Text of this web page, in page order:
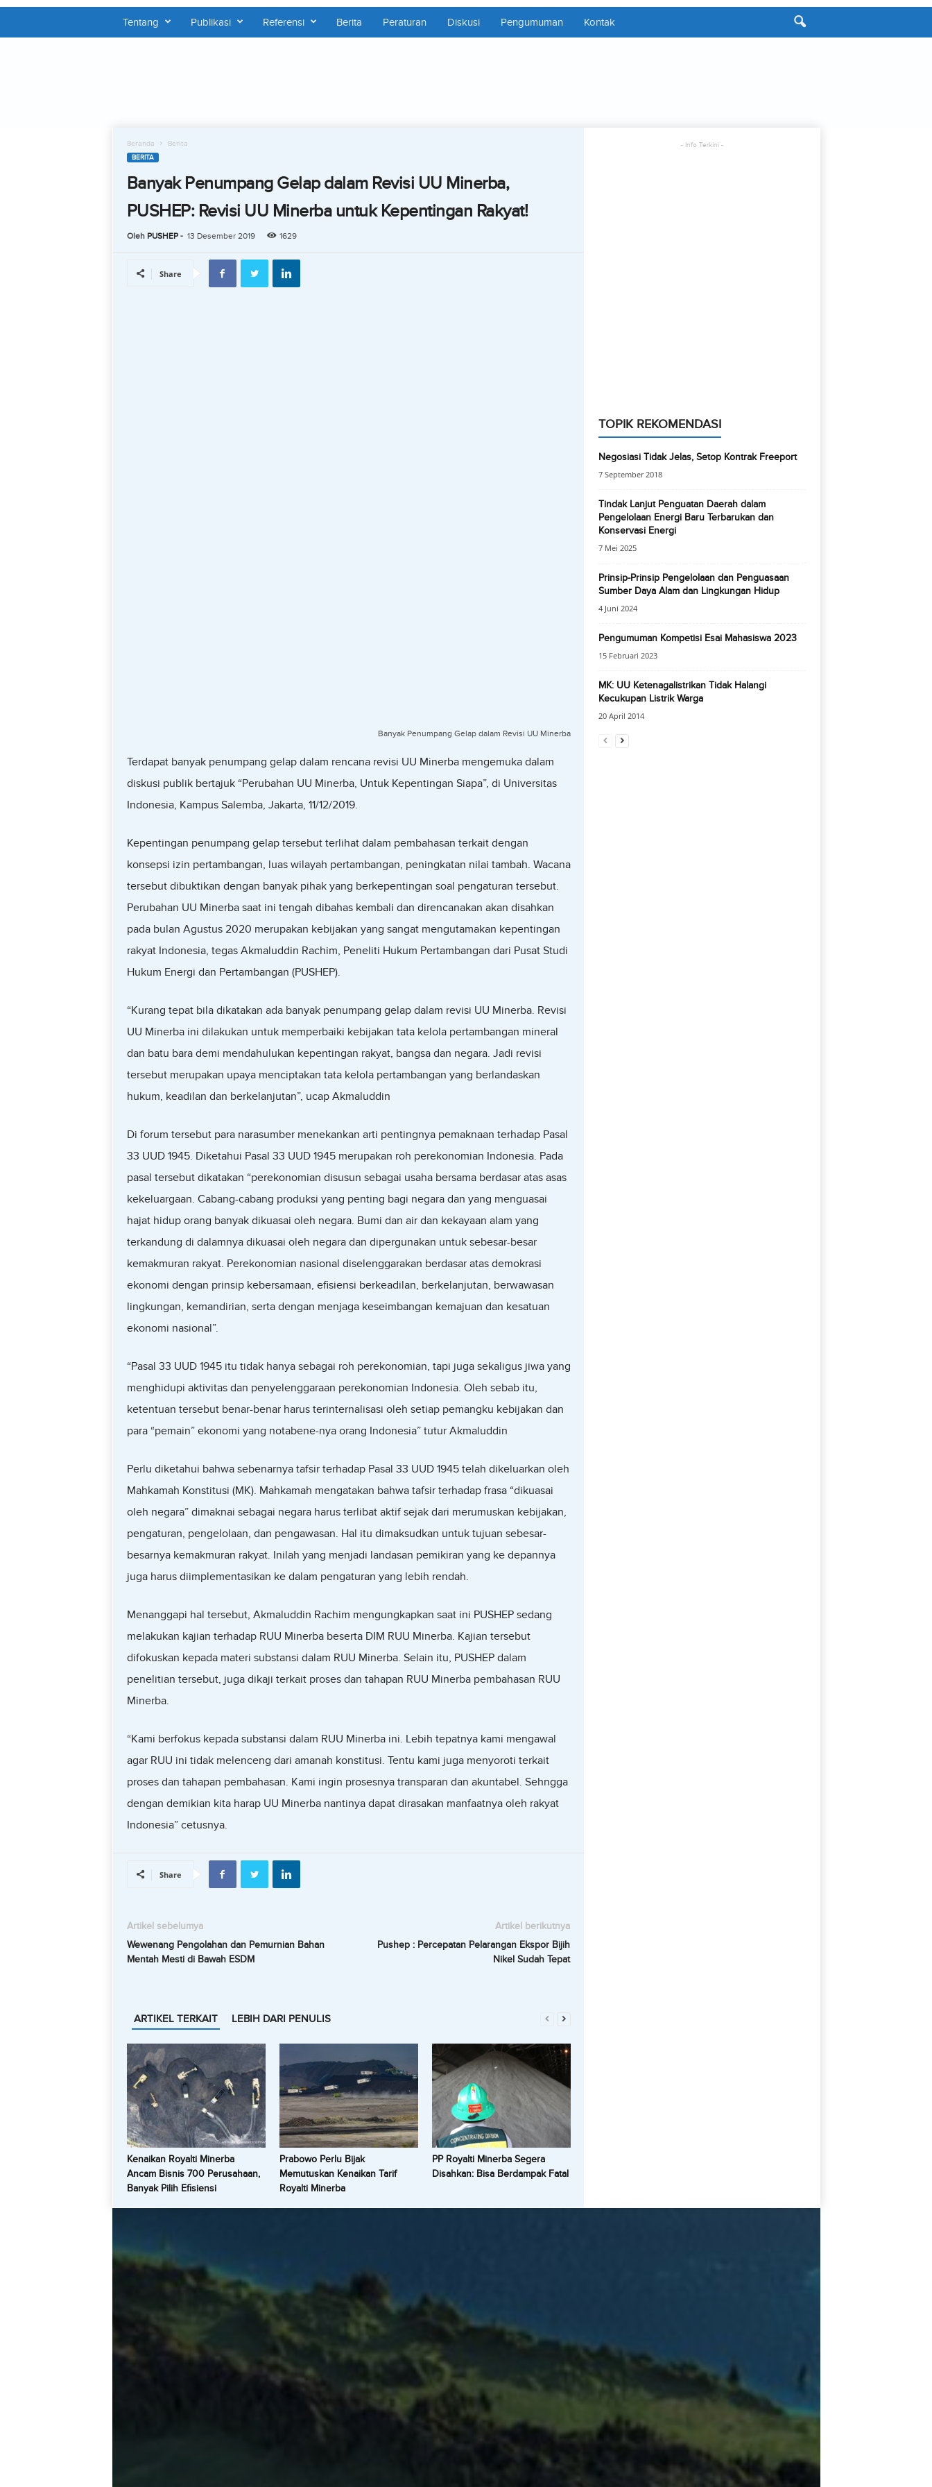
Tentang Publikasi Referensi Berita Peraturan Diskusi Pengumuman Kontak
Beranda Berita
BERITA
Banyak Penumpang Gelap dalam Revisi UU Minerba,
PUSHEP: Revisi UU Minerba untuk Kepentingan Rakyat!
Oleh PUSHEP- 13 Desember 2019 1629
Share
Banyak Penumpang Gelap dalam Revisi UU Minerba
Terdapat banyak penumpang gelap dalam rencana revisi UU Minerba mengemuka dalam
diskusi publik bertajuk “Perubahan UU Minerba, Untuk Kepentingan Siapa”, di Universitas
Indonesia, Kampus Salemba, Jakarta, 11/12/2019.
Kepentingan penumpang gelap tersebut terlihat dalam pembahasan terkait dengan
konsepsi izin pertambangan, luas wilayah pertambangan, peningkatan nilai tambah. Wacana
tersebut dibuktikan dengan banyak pihak yang berkepentingan soal pengaturan tersebut.
Perubahan UU Minerba saat ini tengah dibahas kembali dan direncanakan akan disahkan
pada bulan Agustus 2020 merupakan kebijakan yang sangat mengutamakan kepentingan
rakyat Indonesia, tegas Akmaluddin Rachim, Peneliti Hukum Pertambangan dari Pusat Studi
Hukum Energi dan Pertambangan (PUSHEP).
“Kurang tepat bila dikatakan ada banyak penumpang gelap dalam revisi UU Minerba. Revisi
UU Minerba ini dilakukan untuk memperbaiki kebijakan tata kelola pertambangan mineral
dan batu bara demi mendahulukan kepentingan rakyat, bangsa dan negara. Jadi revisi
tersebut merupakan upaya menciptakan tata kelola pertambangan yang berlandaskan
hukum, keadilan dan berkelanjutan”, ucap Akmaluddin
Di forum tersebut para narasumber menekankan arti pentingnya pemaknaan terhadap Pasal
33 UUD 1945. Diketahui Pasal 33 UUD 1945 merupakan roh perekonomian Indonesia. Pada
pasal tersebut dikatakan “perekonomian disusun sebagai usaha bersama berdasar atas asas
kekeluargaan. Cabang-cabang produksi yang penting bagi negara dan yang menguasai
hajat hidup orang banyak dikuasai oleh negara. Bumi dan air dan kekayaan alam yang
terkandung di dalamnya dikuasai oleh negara dan dipergunakan untuk sebesar-besar
kemakmuran rakyat. Perekonomian nasional diselenggarakan berdasar atas demokrasi
ekonomi dengan prinsip kebersamaan, efisiensi berkeadilan, berkelanjutan, berwawasan
lingkungan, kemandirian, serta dengan menjaga keseimbangan kemajuan dan kesatuan
ekonomi nasional”.
“Pasal 33 UUD 1945 itu tidak hanya sebagai roh perekonomian, tapi juga sekaligus jiwa yang
menghidupi aktivitas dan penyelenggaraan perekonomian Indonesia. Oleh sebab itu,
ketentuan tersebut benar-benar harus terinternalisasi oleh setiap pemangku kebijakan dan
para “pemain” ekonomi yang notabene-nya orang Indonesia” tutur Akmaluddin
Perlu diketahui bahwa sebenarnya tafsir terhadap Pasal 33 UUD 1945 telah dikeluarkan oleh
Mahkamah Konstitusi (MK). Mahkamah mengatakan bahwa tafsir terhadap frasa “dikuasai
oleh negara” dimaknai sebagai negara harus terlibat aktif sejak dari merumuskan kebijakan,
pengaturan, pengelolaan, dan pengawasan. Hal itu dimaksudkan untuk tujuan sebesar-
besarnya kemakmuran rakyat. Inilah yang menjadi landasan pemikiran yang ke depannya
juga harus diimplementasikan ke dalam pengaturan yang lebih rendah.
Menanggapi hal tersebut, Akmaluddin Rachim mengungkapkan saat ini PUSHEP sedang
melakukan kajian terhadap RUU Minerba beserta DIM RUU Minerba. Kajian tersebut
difokuskan kepada materi substansi dalam RUU Minerba. Selain itu, PUSHEP dalam
penelitian tersebut, juga dikaji terkait proses dan tahapan RUU Minerba pembahasan RUU
Minerba.
“Kami berfokus kepada substansi dalam RUU Minerba ini. Lebih tepatnya kami mengawal
agar RUU ini tidak melenceng dari amanah konstitusi. Tentu kami juga menyoroti terkait
proses dan tahapan pembahasan. Kami ingin prosesnya transparan dan akuntabel. Sehngga
dengan demikian kita harap UU Minerba nantinya dapat dirasakan manfaatnya oleh rakyat
Indonesia” cetusnya.
Share
Artikel sebelumya
Wewenang Pengolahan dan Pemurnian Bahan
Mentah Mesti di Bawah ESDM
Artikel berikutnya
Pushep : Percepatan Pelarangan Ekspor Bijih
Nikel Sudah Tepat
ARTIKEL TERKAIT LEBIH DARI PENULIS
Kenaikan Royalti Minerba
Ancam Bisnis 700 Perusahaan,
Banyak Pilih Efisiensi
Prabowo Perlu Bijak
Memutuskan Kenaikan Tarif
Royalti Minerba
PP Royalti Minerba Segera
Disahkan: Bisa Berdampak Fatal
- Info Terkini -
TOPIK REKOMENDASI
Negosiasi Tidak Jelas, Setop Kontrak Freeport
7 September 2018
Tindak Lanjut Penguatan Daerah dalam
Pengelolaan Energi Baru Terbarukan dan
Konservasi Energi
7 Mei 2025
Prinsip-Prinsip Pengelolaan dan Penguasaan
Sumber Daya Alam dan Lingkungan Hidup
4 Juni 2024
Pengumuman Kompetisi Esai Mahasiswa 2023
15 Februari 2023
MK: UU Ketenagalistrikan Tidak Halangi
Kecukupan Listrik Warga
20 April 2014